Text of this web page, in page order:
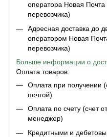
оператора Новая
перевозчика)
Адресная доставка до
оператором Новая
перевозчика)
Больше информации о
Оплата товаров:
Оплата при получении
почтой)
Оплата по счету (счет
менеджер)
Кредитными и